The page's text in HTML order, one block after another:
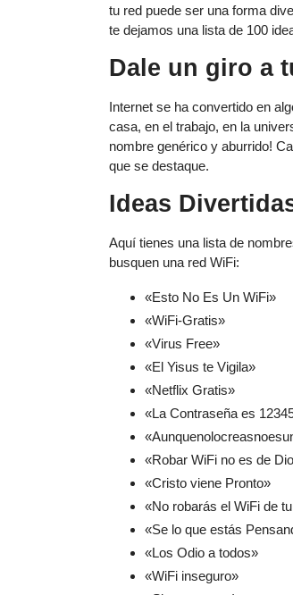
tu red puede ser una forma
te dejamos una lista de 100
Dale un giro a
Internet se ha convertido en
casa, en el trabajo, en la
nombre genérico y aburrido!
que se destaque.
Ideas
Aquí tienes una lista de
busquen una red WiFi:
«Esto No Es Un WiFi»
«WiFi-Gratis»
«Virus Free»
«El Yisus te Vigila»
«Netflix Gratis»
«La Contraseña es
«Robar WiFi no es de
«Cristo viene Pronto»
«No robarás el WiFi de
«Se lo que estás
«Los Odio a todos»
«WiFi inseguro»